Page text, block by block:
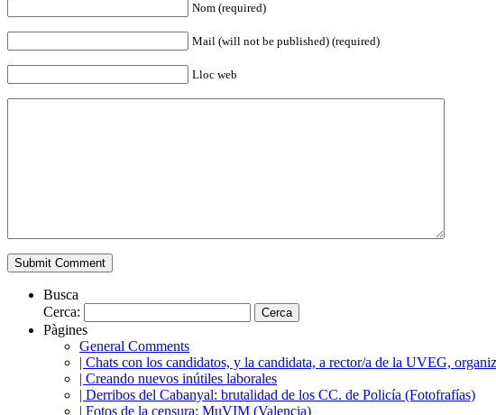
Nom (required)
Mail (will not be published) (required)
Lloc web
Busca
Cerca:
Pàgines
General Comments
| Chats con los candidatos, y la candidata, a rector/a de la UVEG,
| Creando nuevos inútiles laborales
| Derribos del Cabanyal: brutalidad de los CC. de Policía (Fotofrafías)
| Fotos de la censura: MuVIM (Valencia)